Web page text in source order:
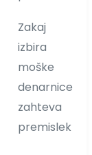
Zakaj
izbira
moške
denarnice
zahteva
premislek